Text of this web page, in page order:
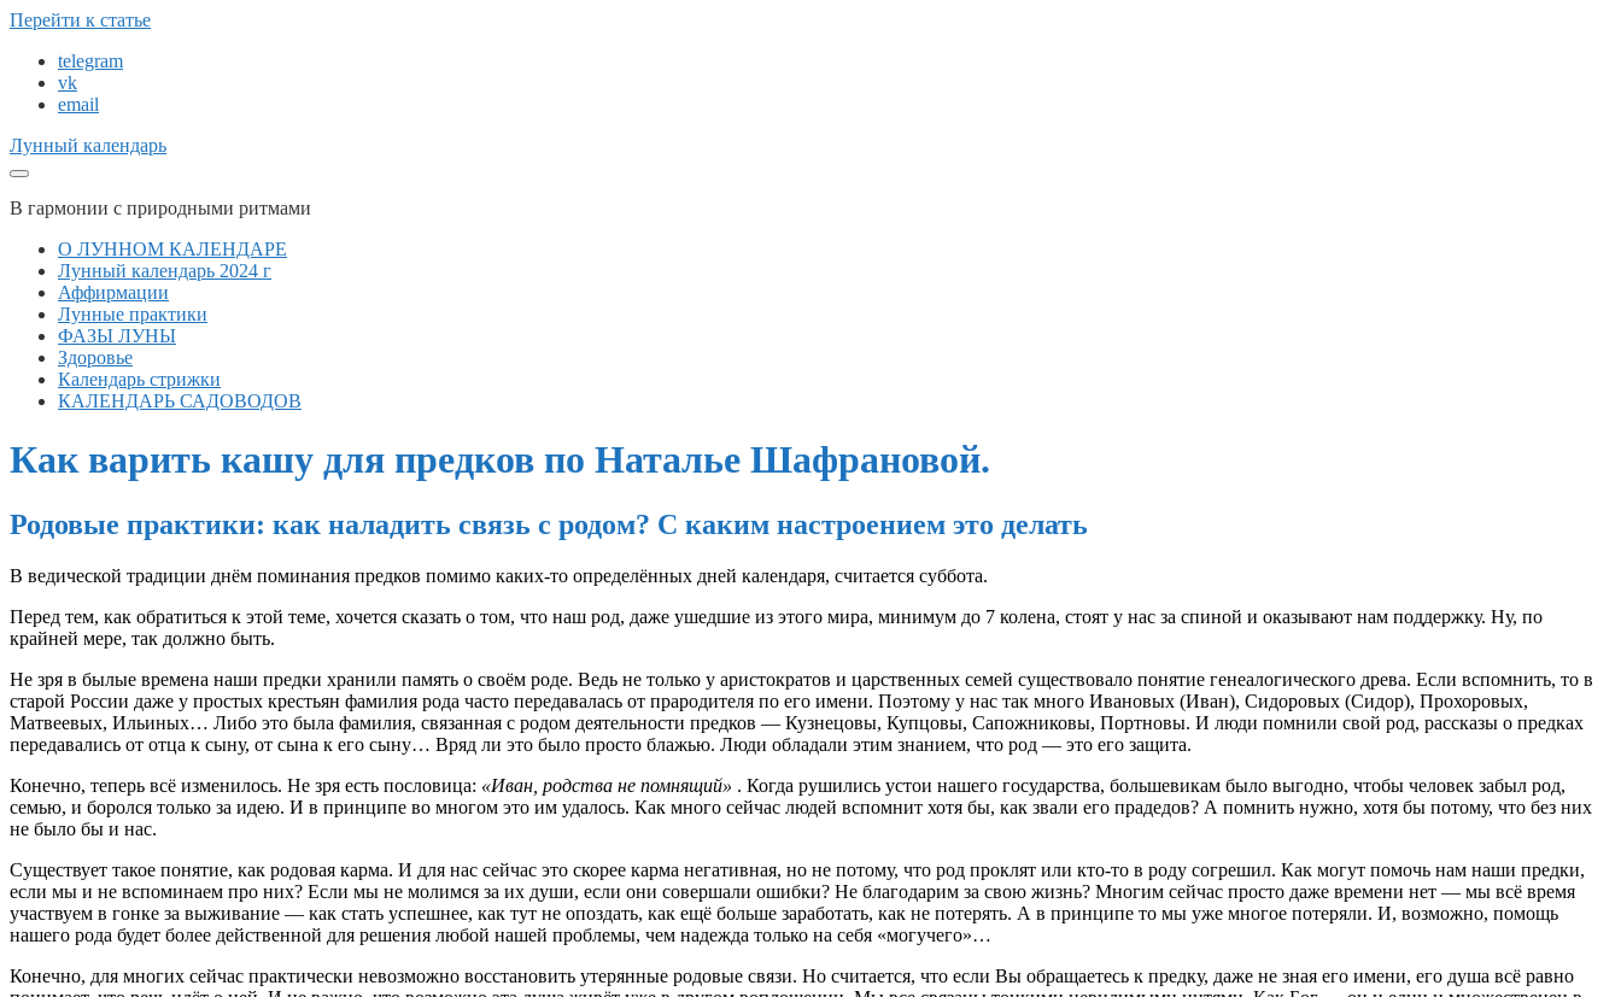
Перейти к статье
telegram
vk
email
Лунный календарь
В гармонии с природными ритмами
О ЛУННОМ КАЛЕНДАРЕ
Лунный календарь 2024 г
Аффирмации
Лунные практики
ФАЗЫ ЛУНЫ
Здоровье
Календарь стрижки
КАЛЕНДАРЬ САДОВОДОВ
Как варить кашу для предков по Наталье Шафрановой.
Родовые практики: как наладить связь с родом? С каким настроением это делать
В ведической традиции днём поминания предков помимо каких-то определённых дней календаря, считается суббота.
Перед тем, как обратиться к этой теме, хочется сказать о том, что наш род, даже ушедшие из этого мира, минимум до 7 колена, стоят у нас за спиной и оказывают нам поддержку. Ну, по
крайней мере, так должно быть.
Не зря в былые времена наши предки хранили память о своём роде. Ведь не только у аристократов и царственных семей существовало понятие генеалогического древа. Если вспомнить, то в
старой России даже у простых крестьян фамилия рода часто передавалась от прародителя по его имени. Поэтому у нас так много Ивановых (Иван), Сидоровых (Сидор), Прохоровых,
Матвеевых, Ильиных… Либо это была фамилия, связанная с родом деятельности предков — Кузнецовы, Купцовы, Сапожниковы, Портновы. И люди помнили свой род, рассказы о предках
передавались от отца к сыну, от сына к его сыну… Вряд ли это было просто блажью. Люди обладали этим знанием, что род — это его защита.
Конечно, теперь всё изменилось. Не зря есть пословица: «Иван, родства не помнящий» . Когда рушились устои нашего государства, большевикам было выгодно, чтобы человек забыл род,
семью, и боролся только за идею. И в принципе во многом это им удалось. Как много сейчас людей вспомнит хотя бы, как звали его прадедов? А помнить нужно, хотя бы потому, что без них
не было бы и нас.
Существует такое понятие, как родовая карма. И для нас сейчас это скорее карма негативная, но не потому, что род проклят или кто-то в роду согрешил. Как могут помочь нам наши предки,
если мы и не вспоминаем про них? Если мы не молимся за их души, если они совершали ошибки? Не благодарим за свою жизнь? Многим сейчас просто даже времени нет — мы всё время
участвуем в гонке за выживание — как стать успешнее, как тут не опоздать, как ещё больше заработать, как не потерять. А в принципе то мы уже многое потеряли. И, возможно, помощь
нашего рода будет более действенной для решения любой нашей проблемы, чем надежда только на себя «могучего»…
Конечно, для многих сейчас практически невозможно восстановить утерянные родовые связи. Но считается, что если Вы обращаетесь к предку, даже не зная его имени, его душа всё равно